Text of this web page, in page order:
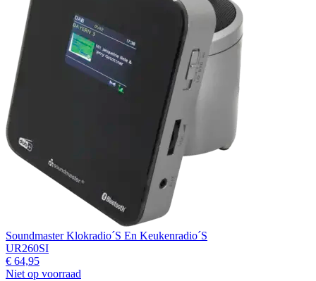
Soundmaster Klokradio´S En Keukenradio´S
UR260SI
€ 64,95
Niet op voorraad